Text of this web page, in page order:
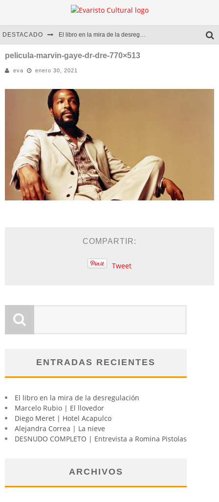
DESTACADO El libro en la mira de la desregulación
Marcelo Rubio | El llovedor
Diego Meret | Hotel Acapulco
Alejandra Correa | La nieve
pelicula-marvin-gaye-dr-dre-770×513
eva enero 30, 2021
COMPARTIR:
Tweet
ENTRADAS RECIENTES
El libro en la mira de la desregulación
Marcelo Rubio | El llovedor
Diego Meret | Hotel Acapulco
Alejandra Correa | La nieve
DESNUDO COMPLETO | Entrevista a Romina Pistolas
ARCHIVOS